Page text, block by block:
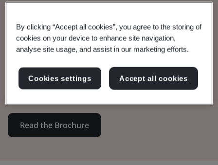
General Medical Devices
As a manufacturer of a medical device, you
regulatory requirements before placing your
product onto the market
Read the Brochure
By clicking “Accept all cookies”, you agree to the storing of
cookies on your device to enhance site navigation,
analyse site usage, and assist in our marketing efforts.
Cookies settings Accept all cookies